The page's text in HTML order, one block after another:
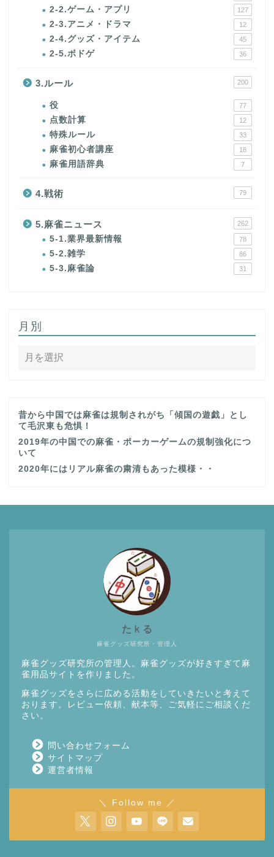
2-2.ゲーム・アプリ 127
2-3.アニメ・ドラマ 12
2-4.グッズ・アイテム 45
2-5.ボドゲ 36
3.ルール 200
役 77
点数計算 12
特殊ルール 33
麻雀初心者講座 18
麻雀用語辞典 7
4.戦術 79
5.麻雀ニュース 262
5-1.業界最新情報 78
5-2.雑学 86
5-3.麻雀論 31
月別
昔から中国では麻雀は規制されがち「傾国の遊戯」とし
て毛沢東も危惧！
2019年の中国での麻雀・ポーカーゲームの規制強化につ
いて
2020年にはリアル麻雀の粛清もあった模様・・
麻雀グッズ研究所・管理人
たｋる
麻雀グッズ研究所の管理人。麻雀グッズが好きすぎて麻
雀用品サイトを作りました。
麻雀グッズをさらに広める活動をしていきたいと考えて
おります。レビュー依頼、献本等、ご気軽にご相談くだ
さい。
問い合わせフォーム
サイトマップ
運営者情報
＼ Follow me ／